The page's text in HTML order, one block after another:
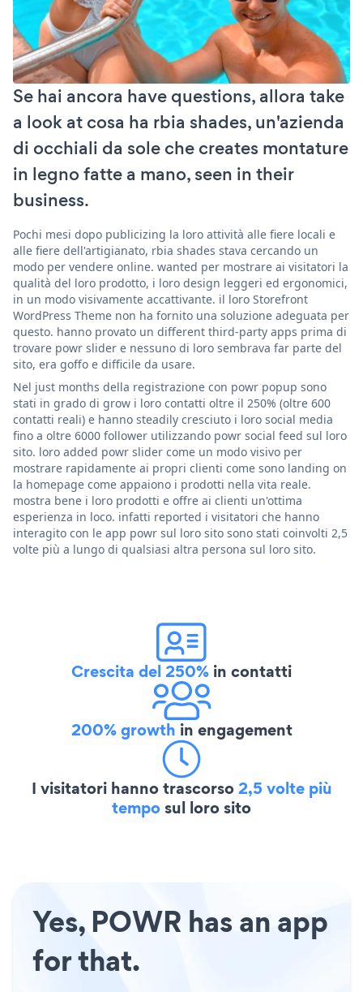
Se hai ancora have questions, allora take
a look at cosa ha rbia shades, un'azienda
di occhiali da sole che creates montature
in legno fatte a mano, seen in their
business.
Pochi mesi dopo publicizing la loro attività alle fiere locali e
alle fiere dell'artigianato, rbia shades stava cercando un
modo per vendere online. wanted per mostrare ai visitatori la
qualità del loro prodotto, i loro design leggeri ed ergonomici,
in un modo visivamente accattivante. il loro Storefront
WordPress Theme non ha fornito una soluzione adeguata per
questo. hanno provato un different third-party apps prima di
trovare powr slider e nessuno di loro sembrava far parte del
sito, era goffo e difficile da usare.
Nel just months della registrazione con powr popup sono
stati in grado di grow i loro contatti oltre il 250% (oltre 600
contatti reali) e hanno steadily cresciuto i loro social media
fino a oltre 6000 follower utilizzando powr social feed sul loro
sito. loro added powr slider come un modo visivo per
mostrare rapidamente ai propri clienti come sono landing on
la homepage come appaiono i prodotti nella vita reale.
mostra bene i loro prodotti e offre ai clienti un'ottima
esperienza in loco. infatti reported i visitatori che hanno
interagito con le app powr sul loro sito sono stati coinvolti 2,5
volte più a lungo di qualsiasi altra persona sul loro sito.
Crescita del 250% in contatti
200% growth in engagement
I visitatori hanno trascorso2,5 volte più
temposul loro sito
Yes, POWR has an app
for that.